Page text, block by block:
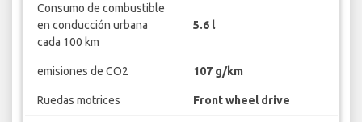
Consumo de combustible
en conducción urbana
cada 100 km
5.6 l
emisiones de CO2 107 g/km
Ruedas motrices Front wheel drive